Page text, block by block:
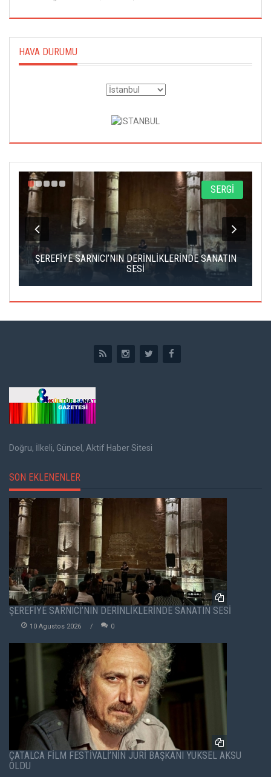
HAVA DURUMU
SERGİ
DERİNLİKLERİNDE SANATIN
SESİ
ÇATALCA FİLM
Doğru, İlkeli, Güncel, Aktif Haber Sitesi
SON EKLENENLER
ŞEREFİYE SARNICI’NIN DERİNLİKLERİNDE SANATIN SESİ
10 Agustos 2026 0
ÇATALCA FİLM FESTİVALİ’NİN JÜRİ BAŞKANI YÜKSEL AKSU
OLDU